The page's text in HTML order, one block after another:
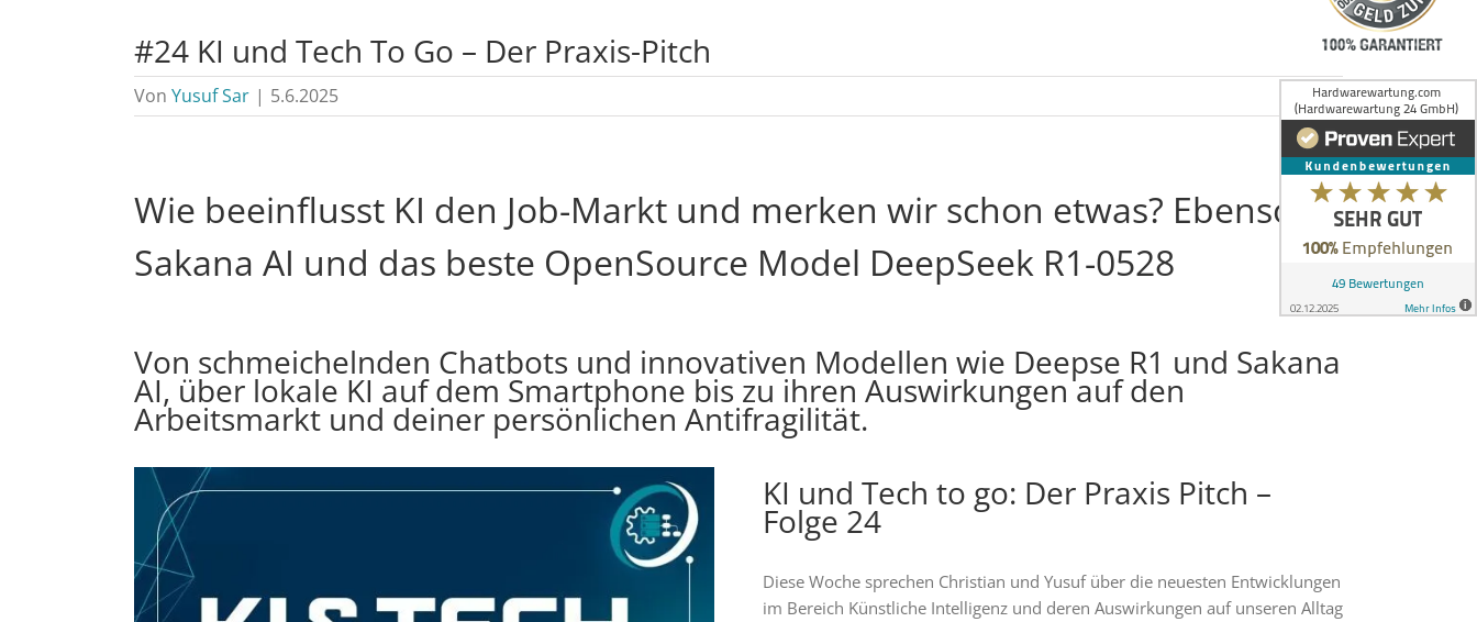
#24 KI und Tech To Go – Der Praxis-Pitch
Von Yusuf Sar | 5.6.2025
Wie beeinflusst KI den Job-Markt und merken wir schon etwas? Ebenso
Sakana AI und das beste OpenSource Model DeepSeek R1-0528
Von schmeichelnden Chatbots und innovativen Modellen wie Deepse R1 und Sakana
AI, über lokale KI auf dem Smartphone bis zu ihren Auswirkungen auf den
Arbeitsmarkt und deiner persönlichen Antifragilität.
KI und Tech to go: Der Praxis Pitch –
Folge 24
Diese Woche sprechen Christian und Yusuf über die neuesten Entwicklungen
im Bereich Künstliche Intelligenz und deren Auswirkungen auf unseren Alltag